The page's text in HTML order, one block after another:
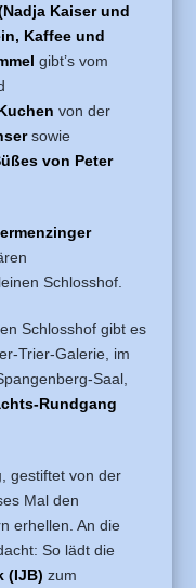
Kaiser und
Kaffee und
gibt’s vom
von der
sowie
von Peter
Schlosshof.
Schlosshof gibt es
Trier-Galerie, im
Saal,
Rundgang
, gestiftet von der
Mal den
erhellen. An die
So lädt die
(IJB) zum